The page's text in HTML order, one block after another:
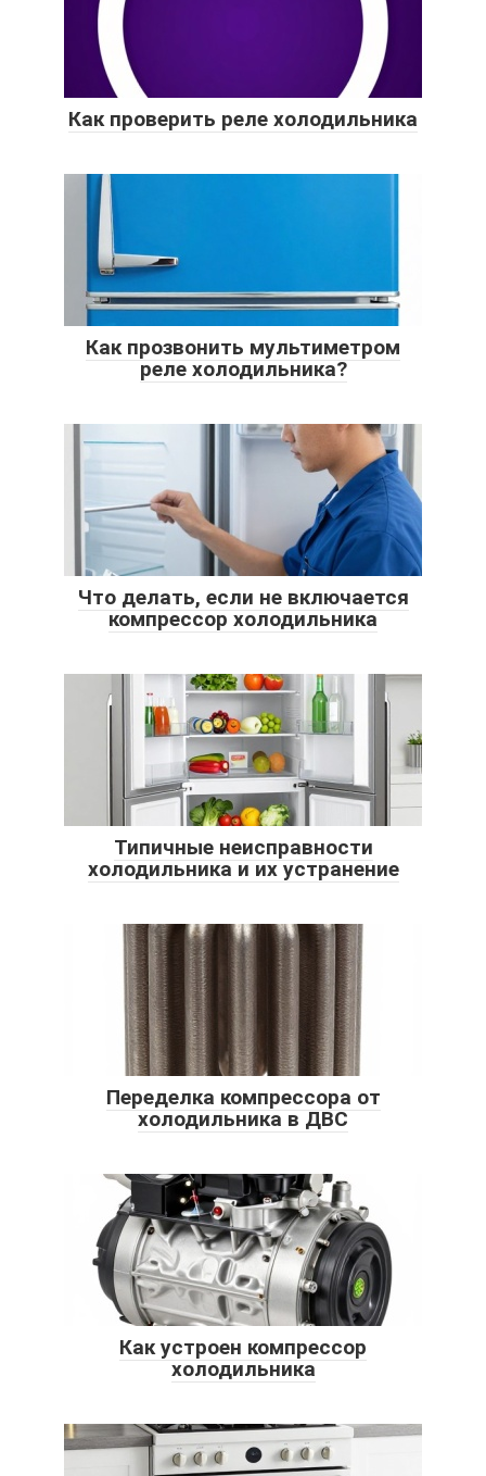
Как проверить реле холодильника
Как прозвонить мультиметром
реле холодильника?
Что делать, если не включается
компрессор холодильника
Типичные неисправности
холодильника и их устранение
Переделка компрессора от
холодильника в ДВС
Как устроен компрессор
холодильника